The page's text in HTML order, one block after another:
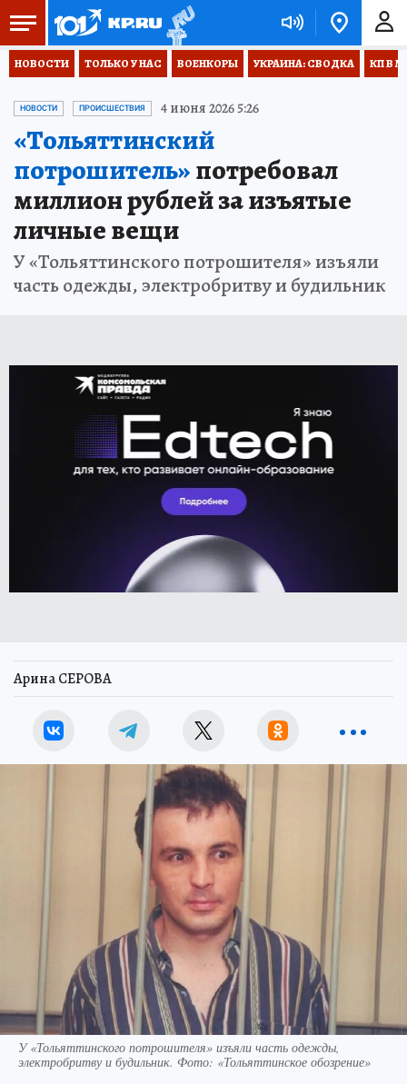
НОВОСТИ ТОЛЬКО У НАС ВОЕНКОРЫ УКРАИНА: СВОДКА КП В
НОВОСТИ ПРОИСШЕСТВИЯ 4 июня 2026 5:26
«Тольяттинский
потрошитель»потребовал
миллион рублей за изъятые
личные вещи
У «Тольяттинского потрошителя» изъяли
часть одежды, электробритву и будильник
Арина СЕРОВА
У «Тольяттинского потрошителя» изъяли часть одежды,
электробритву и будильник. Фото: «Тольяттинское обозрение»